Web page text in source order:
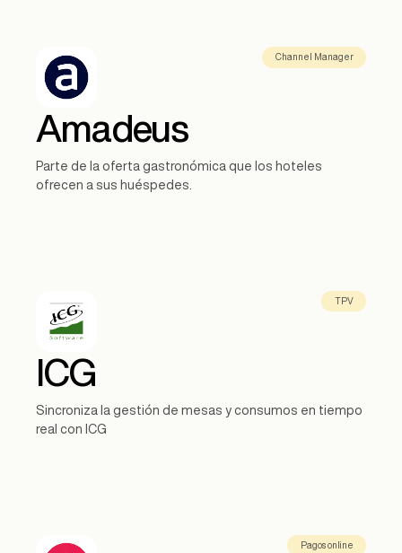
Channel Manager
Amadeus
Parte de la oferta gastronómica que los hoteles
ofrecen a sus huéspedes.
TPV
ICG
Sincroniza la gestión de mesas y consumos en tiempo
real con ICG
Pagos online